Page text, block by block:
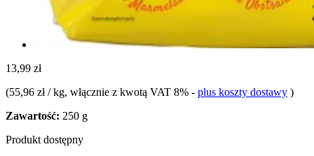
13,99 zł
(55,96 zł / kg, włącznie z kwotą VAT 8% - plus koszty dostawy )
Zawartość: 250 g
Produkt dostępny